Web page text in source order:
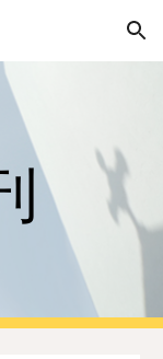
Skip to navigation